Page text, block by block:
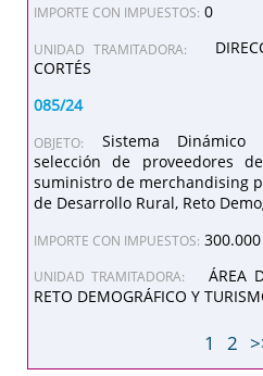
IMPORTE CON IMPUESTOS: 0
UNIDAD TRAMITADORA:
CORTÉS
085/24
OBJETO:
Sistema
selección de proveedores
suministro de merchandising
de Desarrollo Rural, Reto
IMPORTE CON IMPUESTOS: 300.000
UNIDAD TRAMITADORA:
ÁREA
RETO DEMOGRÁFICO Y
1 2